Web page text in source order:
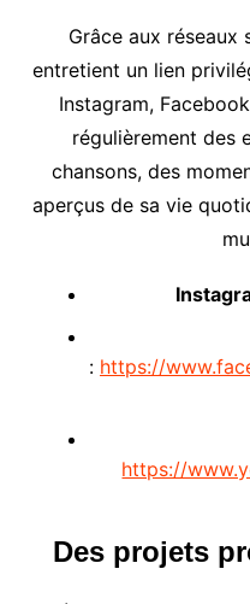
Grâce aux réseaux
entretient un lien
Instagram,
régulièrement des
chansons, des
aperçus de sa vie
: https://
https://
Des projets